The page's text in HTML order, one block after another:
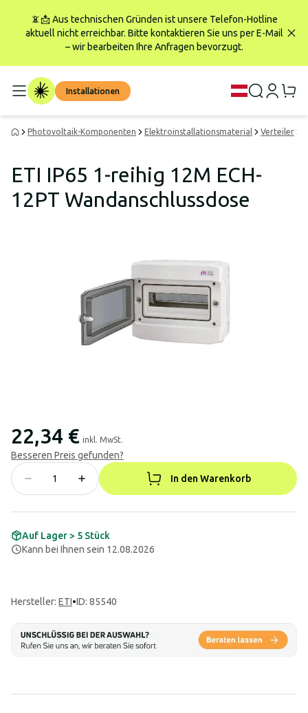
📵📩 Aus technischen Gründen ist unsere Telefon-Hotline
aktuell nicht erreichbar. Bitte kontaktieren Sie uns per E-Mail
– wir bearbeiten Ihre Anfragen bevorzugt.
Installationen
Photovoltaik-Komponenten Elektroinstallationsmaterial Verteiler
ETI IP65 1-reihig 12M ECH-
12PT Wandanschlussdose
22,34 € inkl. MwSt.
Besseren Preis gefunden?
In den Warenkorb
Auf Lager > 5 Stück
Kann bei Ihnen sein 12.08.2026
Hersteller: ETI•ID: 85540